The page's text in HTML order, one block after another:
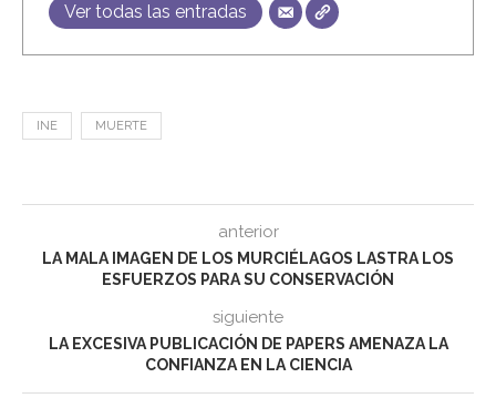
Ver todas las entradas
INE MUERTE
anterior
LA MALA IMAGEN DE LOS MURCIÉLAGOS LASTRA LOS
ESFUERZOS PARA SU CONSERVACIÓN
siguiente
LA EXCESIVA PUBLICACIÓN DE PAPERS AMENAZA LA
CONFIANZA EN LA CIENCIA